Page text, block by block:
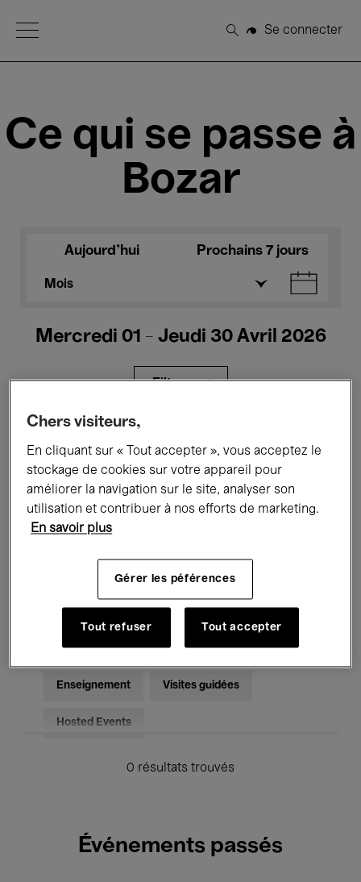
Open Menu
Rechercher
Se connecter
Ce qui se passe à
Bozar
Aujourd'hui Prochains 7 jours
Mois
Mercredi 01 - Jeudi 30 Avril 2026
Filtres
Expositions Films Performances
Rencontres & Débats Jazz
Musique électronique
Pour tous Kids’ Palace
Enseignement Visites guidées
Hosted Events
0 résultats trouvés
Événements passés
Chers visiteurs,
En cliquant sur « Tout accepter », vous acceptez le
stockage de cookies sur votre appareil pour
améliorer la navigation sur le site, analyser son
utilisation et contribuer à nos efforts de marketing.
En savoir plus
Gérer les péférences
Tout refuser Tout accepter